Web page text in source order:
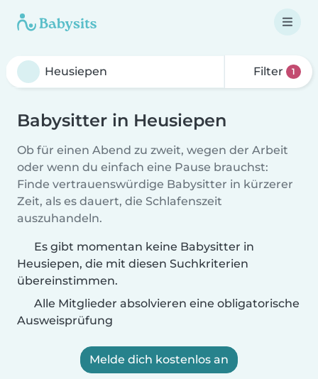
Filter 1
Babysitter in Heusiepen
Ob für einen Abend zu zweit, wegen der Arbeit
oder wenn du einfach eine Pause brauchst:
Finde vertrauenswürdige Babysitter in kürzerer
Zeit, als es dauert, die Schlafenszeit
auszuhandeln.
Es gibt momentan keine Babysitter in
Heusiepen, die mit diesen Suchkriterien
übereinstimmen.
Alle Mitglieder absolvieren eine obligatorische
Ausweisprüfung
Melde dich kostenlos an